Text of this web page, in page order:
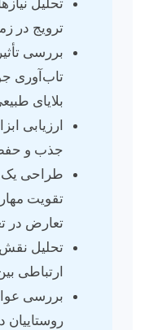
تحلیل
ترویج در
بررسی
تاب‌آوری
بلایای
ارزیابی
جذب و
طراحی یک
تقویت
تعارض در
تحلیل
ارتباطی
بررسی